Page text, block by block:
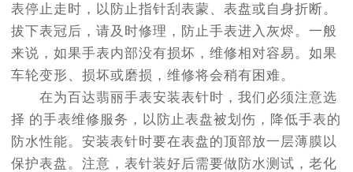
表停止走时，以防止指针刮表蒙、表盘或自身折断。
拔下表冠后，请及时修理，防止手表进入灰烬。一般
来说，如果手表内部没有损坏，维修相对容易。如果
车轮变形、损坏或磨损，维修将会稍有困难。
在为百达翡丽手表安装表针时，我们必须注意选
择 的手表维修服务，以防止表盘被划伤，降低手表的
防水性能。安装表针时要在表盘的顶部放一层薄膜以
保护表盘。注意，表针装好后需要做防水测试，老化